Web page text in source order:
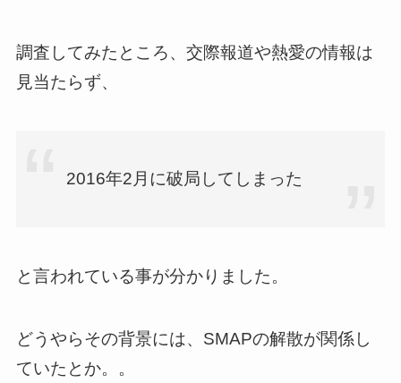
調査してみたところ、交際報道や熱愛の情報は
見当たらず、
2016年2月に破局してしまった
と言われている事が分かりました。
どうやらその背景には、SMAPの解散が関係し
ていたとか。。